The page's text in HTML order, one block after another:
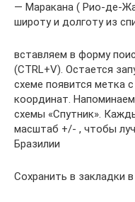
— Маракана ( Рио-де-
широту и долготу из
вставляем в форму
(CTRL+V). Остается
схеме появится метка
координат.
схемы «Спутник».
масштаб +/- , чтобы
Бразилии
Сохранить в закладки